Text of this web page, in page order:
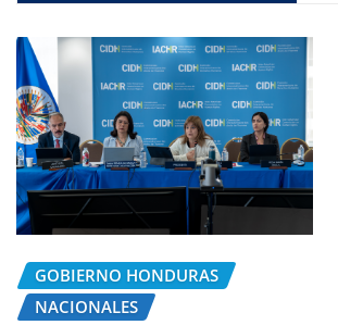
GOBIERNO HONDURAS
NACIONALES